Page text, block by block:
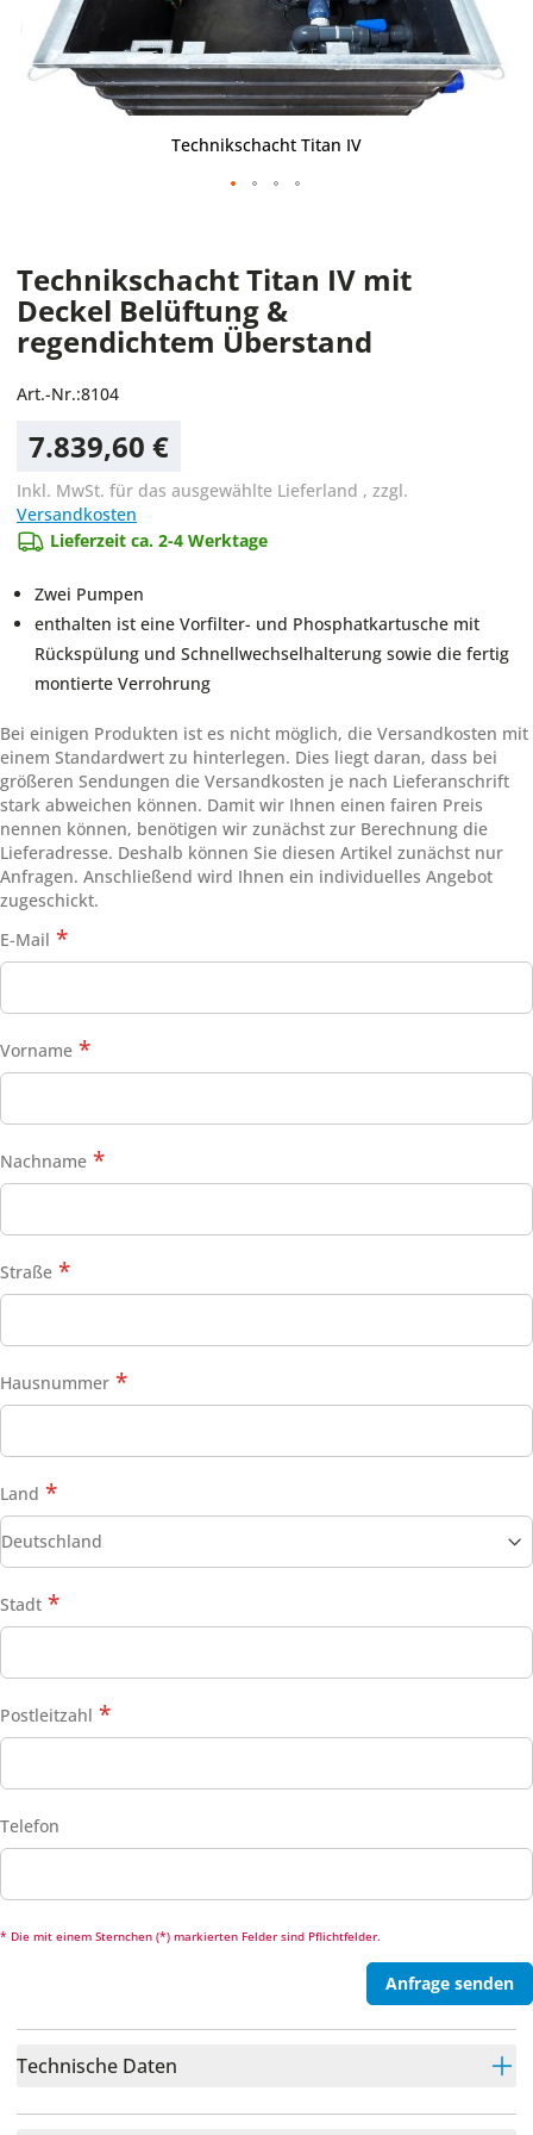
Technikschacht Titan IV
Technikschacht Titan IV mit
Deckel Belüftung &
regendichtem Überstand
Art.-Nr.:8104
7.839,60 €
Inkl. MwSt. für das ausgewählte Lieferland , zzgl.
Versandkosten
Lieferzeit ca. 2-4 Werktage
Zwei Pumpen
enthalten ist eine Vorfilter- und Phosphatkartusche mit
Rückspülung und Schnellwechselhalterung sowie die fertig
montierte Verrohrung
Bei einigen Produkten ist es nicht möglich, die Versandkosten mit
einem Standardwert zu hinterlegen. Dies liegt daran, dass bei
größeren Sendungen die Versandkosten je nach Lieferanschrift
stark abweichen können. Damit wir Ihnen einen fairen Preis
nennen können, benötigen wir zunächst zur Berechnung die
Lieferadresse. Deshalb können Sie diesen Artikel zunächst nur
Anfragen. Anschließend wird Ihnen ein individuelles Angebot
zugeschickt.
E-Mail
Vorname
Nachname
Straße
Hausnummer
Land
Stadt
Postleitzahl
Telefon
* Die mit einem Sternchen (*) markierten Felder sind Pflichtfelder.
Anfrage senden
Technische Daten